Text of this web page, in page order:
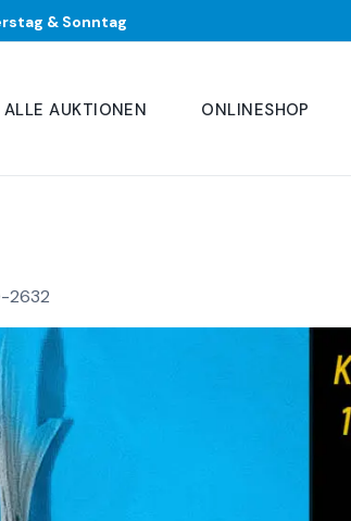
& Sonntag
ALLE AUKTIONEN ONLINESHOP
2632